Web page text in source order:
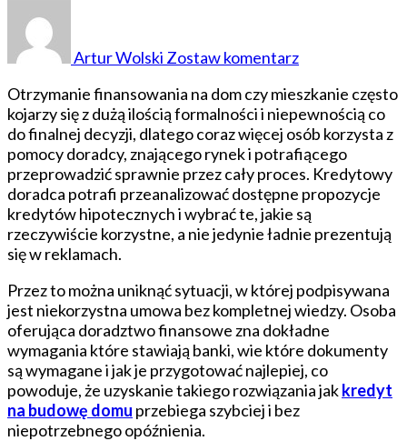
Artur Wolski Zostaw komentarz
i
szybciej
dzięki
wsparciu
kredytowego
doradcy
Otrzymanie finansowania na dom czy mieszkanie często
kojarzy się z dużą ilością formalności i niepewnością co
do finalnej decyzji, dlatego coraz więcej osób korzysta z
pomocy doradcy, znającego rynek i potrafiącego
przeprowadzić sprawnie przez cały proces. Kredytowy
doradca potrafi przeanalizować dostępne propozycje
kredytów hipotecznych i wybrać te, jakie są
rzeczywiście korzystne, a nie jedynie ładnie prezentują
się w reklamach.
Przez to można uniknąć sytuacji, w której podpisywana
jest niekorzystna umowa bez kompletnej wiedzy. Osoba
oferująca doradztwo finansowe zna dokładne
wymagania które stawiają banki, wie które dokumenty
są wymagane i jak je przygotować najlepiej, co
powoduje, że uzyskanie takiego rozwiązania jakkredyt
na budowę domu przebiega szybciej i bez
niepotrzebnego opóźnienia.